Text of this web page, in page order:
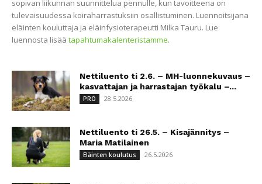
sopivan liikunnan suunnittelua pennulle, kun tavoitteena on
tulevaisuudessa koiraharrastuksiin osallistuminen. Luennoitsijana
eläinten kouluttaja ja eläinfysioterapeutti Milka Tauru. Lue
luennosta lisää tapahtumakalenteristamme.
Nettiluento ti 2.6. – MH-luonnekuvaus –
kasvattajan ja harrastajan työkalu –...
PRO 28.5.2026
Nettiluento ti 26.5. – Kisajännitys –
Maria Matilainen
Eläinten koulutus 26.5.2026